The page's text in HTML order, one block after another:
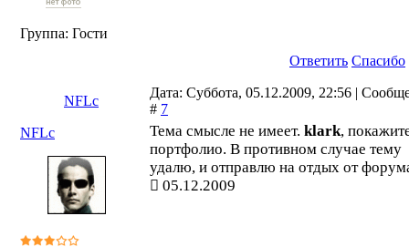
Группа: Гости
Ответить Спасибо
NFLc
Дата: Суббота, 05.12.2009, 22:56 |
# 7
NFLc
Тема смысле не имеет. klark,
портфолио. В противном случае тему
удалю, и отправлю на отдых от
05.12.2009